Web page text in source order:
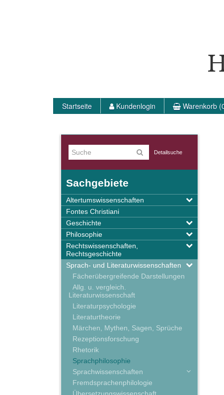
Startseite Kundenlogin Warenkorb
Detailsuche
Sachgebiete
Altertumswissenschaften
Fontes Christiani
Geschichte
Philosophie
Rechtswissenschaften,
Rechtsgeschichte
Sprach- und Literaturwissenschaften
Fächerübergreifende Darstellungen
Allg. u. vergleich.
Literaturwissenschaft
Literaturpsychologie
Literaturtheorie
Märchen, Mythen, Sagen, Sprüche
Rezeptionsforschung
Rhetorik
Sprachphilosophie
Sprachwissenschaften
Fremdsprachenphilologie